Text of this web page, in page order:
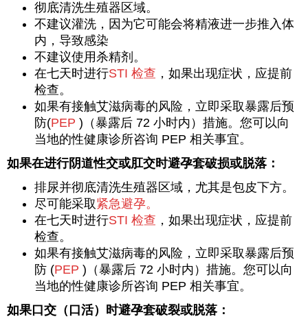
彻底清洗生殖器区域。
不建议灌洗，因为它可能会将精液进一步推入体
内，导致感染
不建议使用杀精剂。
在七天时进行STI 检查 ，如果出现症状，应提前
检查。
如果有接触艾滋病毒的风险，立即采取暴露后预
防(PEP )（暴露后 72 小时内）措施。您可以向
当地的性健康诊所咨询 PEP 相关事宜。
如果在进行阴道性交或肛交时避孕套破损或脱落：
排尿并彻底清洗生殖器区域，尤其是包皮下方。
尽可能采取紧急避孕。
在七天时进行STI 检查 ，如果出现症状，应提前
检查。
如果有接触艾滋病毒的风险，立即采取暴露后预
防 (PEP )（暴露后 72 小时内）措施。您可以向
当地的性健康诊所咨询 PEP 相关事宜。
如果口交（口活）时避孕套破裂或脱落：